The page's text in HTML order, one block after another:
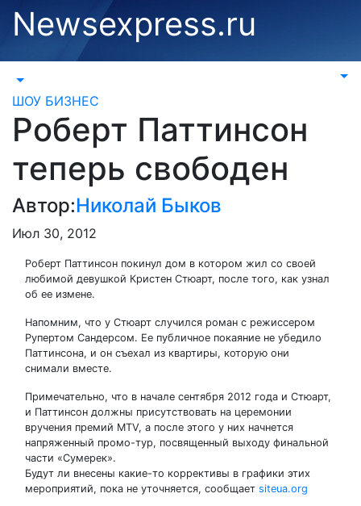
Перейти
содержимому
Newsexpress.ru
ШОУ БИЗНЕС
Роберт Паттинсон
теперь свободен
Автор:Николай Быков
Июл 30, 2012
Роберт Паттинсон покинул дом в котором жил со своей
любимой девушкой Кристен Стюарт, после того, как узнал
об ее измене.
Напомним, что у Стюарт случился роман с режиссером
Рупертом Сандерсом. Ее публичное покаяние не убедило
Паттинсона, и он съехал из квартиры, которую они
снимали вместе.
Примечательно, что в начале сентября 2012 года и Стюарт,
и Паттинсон должны присутствовать на церемонии
вручения премий MTV, а после этого у них начнется
напряженный промо-тур, посвященный выходу финальной
части «Сумерек».
Будут ли внесены какие-то коррективы в графики этих
мероприятий, пока не уточняется, сообщает siteua.org